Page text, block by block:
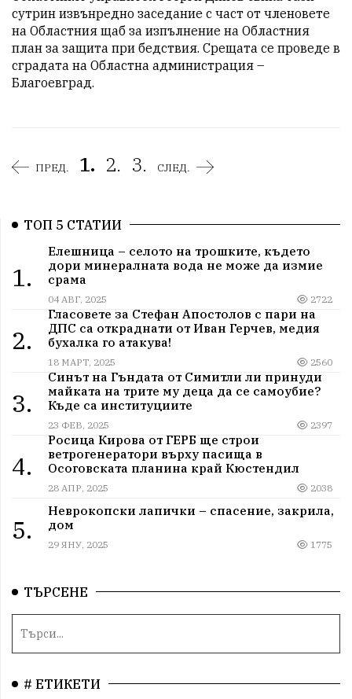
сутрин извънредно заседание с част от членовете
на Областния щаб за изпълнение на Областния
план за защита при бедствия. Срещата се проведе в
сградата на Областна администрация –
Благоевград.
ПРЕД. 1. 2. 3. СЛЕД.
ТОП 5 СТАТИИ
1.
Елешница – селото на трошките, където
дори минералната вода не може да измие
срама
04 АВГ, 2025 2722
2.
Гласовете за Стефан Апостолов с пари на
ДПС са откраднати от Иван Герчев, медия
бухалка го атакува!
18 МАРТ, 2025 2560
3.
Синът на Гъндата от Симитли ли принуди
майката на трите му деца да се самоубие?
Къде са институциите
23 ФЕВ, 2025 2397
4.
Росица Кирова от ГЕРБ ще строи
ветрогенератори върху пасища в
Осоговската планина край Кюстендил
28 АПР, 2025 2038
5.
Неврокопски лапички – спасение, закрила,
дом
29 ЯНУ, 2025 1775
ТЪРСЕНЕ
# ЕТИКЕТИ